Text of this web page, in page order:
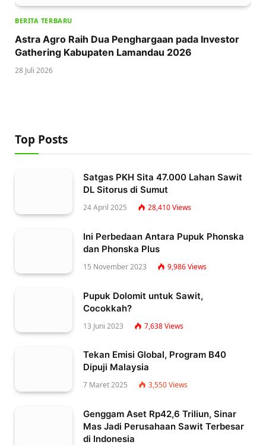
BERITA TERBARU
Astra Agro Raih Dua Penghargaan pada Investor
Gathering Kabupaten Lamandau 2026
28 Juli 2026
Top Posts
Satgas PKH Sita 47.000 Lahan Sawit
DL Sitorus di Sumut
24 April 2025 28,410Views
Ini Perbedaan Antara Pupuk Phonska
dan Phonska Plus
15 November 2023 9,986Views
Pupuk Dolomit untuk Sawit,
Cocokkah?
13 Juni 2023 7,638Views
Tekan Emisi Global, Program B40
Dipuji Malaysia
7 Maret 2025 3,550Views
Genggam Aset Rp42,6 Triliun, Sinar
Mas Jadi Perusahaan Sawit Terbesar
di Indonesia